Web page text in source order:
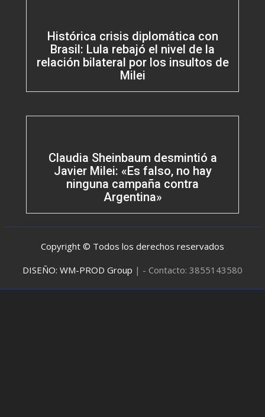
Histórica crisis diplomática con
Brasil: Lula rebajó el nivel de la
relación bilateral por los insultos de
Milei
Claudia Sheinbaum desmintió a
Javier Milei: «Es falso, no hay
ninguna campaña contra
Argentina»
Copyright © Todos los derechos reservados
DISEÑO: WM-PROD Group | - Contacto: 3855143580